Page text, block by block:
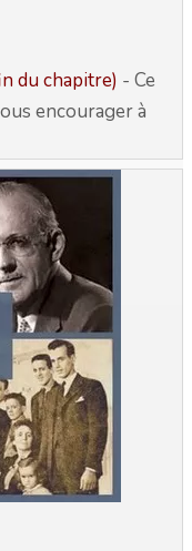
du chapitre) - Ce
encourager à